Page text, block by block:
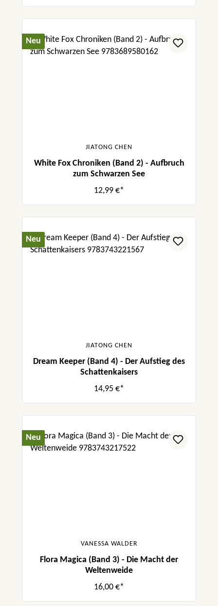
Neu
JIATONG CHEN
White Fox Chroniken (Band 2) - Aufbruch
zum Schwarzen See
12,99 €*
Neu
JIATONG CHEN
Dream Keeper (Band 4) - Der Aufstieg des
Schattenkaisers
14,95 €*
Neu
VANESSA WALDER
Flora Magica (Band 3) - Die Macht der
Weltenweide
16,00 €*